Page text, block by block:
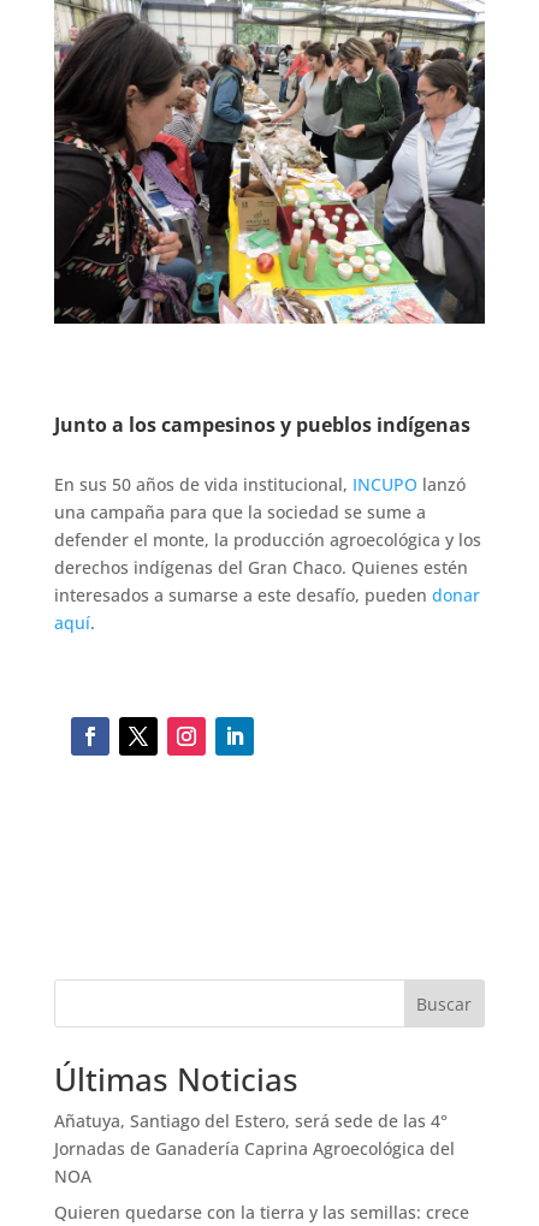
Junto a los campesinos y pueblos indígenas
En sus 50 años de vida institucional, INCUPO lanzó
una campaña para que la sociedad se sume a
defender el monte, la producción agroecológica y los
derechos indígenas del Gran Chaco. Quienes estén
interesados a sumarse a este desafío, pueden donar
aquí.
Buscar
Últimas Noticias
Añatuya, Santiago del Estero, será sede de las 4°
Jornadas de Ganadería Caprina Agroecológica del
NOA
Quieren quedarse con la tierra y las semillas: crece